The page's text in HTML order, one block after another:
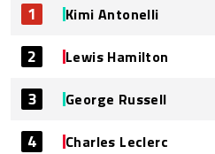
1 Kimi Antonelli
2 Lewis Hamilton
3 George Russell
4 Charles Leclerc